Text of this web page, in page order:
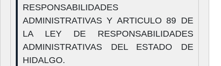
RESPONSABILIDADES
ADMINISTRATIVAS Y ARTICULO 89 DE
LA LEY DE RESPONSABILIDADES
ADMINISTRATIVAS DEL ESTADO DE
HIDALGO.